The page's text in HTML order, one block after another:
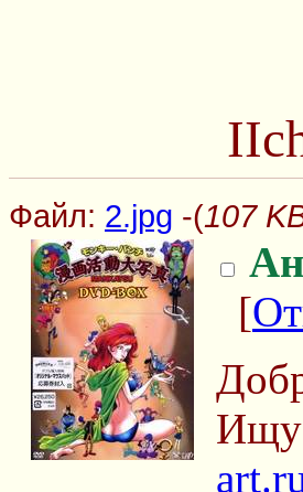
Файл: 2.jpg -(107
[
Ищу